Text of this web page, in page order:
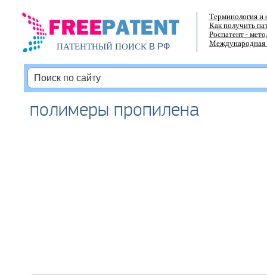
ПАТЕНТНЫЙ ПОИСКВ РФ
Терминология и
Как получить
Роспатент -
Международная
полимеры пропилена